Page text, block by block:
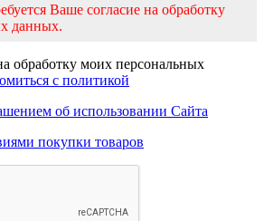
Ваше согласие на обработку
данных.
обработку моих персональных
с политикой
об использовании Сайта
покупки товаров